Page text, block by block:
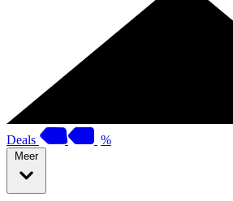
Deals %
Meer